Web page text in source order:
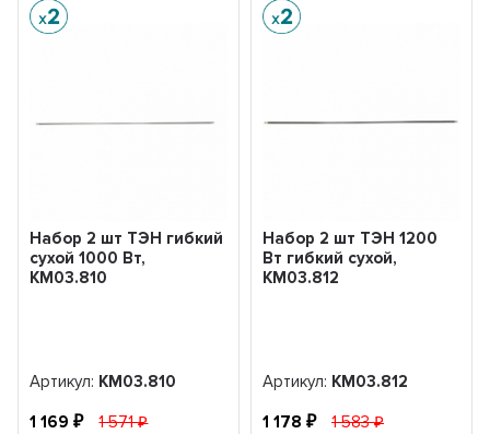
Набор 2 шт ТЭН гибкий
сухой 1000 Вт,
KM03.810
Артикул: KM03.810
1 169 1 571
Набор 2 шт ТЭН 1200
Вт гибкий сухой,
KM03.812
Артикул: KM03.812
1 178 1 583